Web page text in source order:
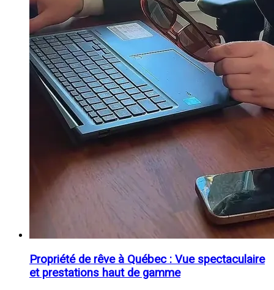
Propriété de rêve à Québec : Vue spectaculaire
et prestations haut de gamme